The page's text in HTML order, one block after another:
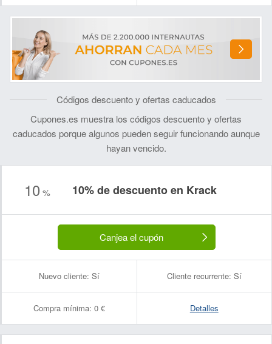
Códigos descuento y ofertas caducados
Cupones.es muestra los códigos descuento y ofertas
caducados porque algunos pueden seguir funcionando aunque
hayan vencido.
10 % 10% de descuento en Krack
Canjea el cupón
Nuevo cliente: Sí Cliente recurrente: Sí
Compra mínima: 0 € Detalles